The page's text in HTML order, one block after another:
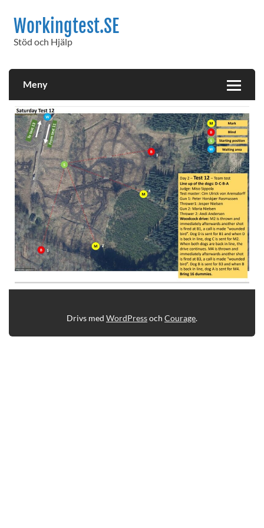
Workingtest.SE
Stöd och Hjälp
Meny
Drivs med WordPressoch Courage.